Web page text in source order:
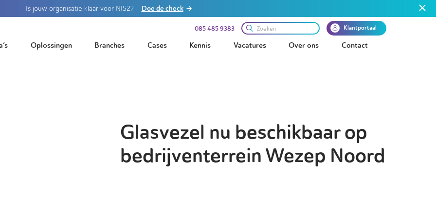
Is jouw organisatie klaar voor NIS2? Doe de check
085 485 9383 Klantportaal
Oplossingen Branches Cases Kennis Vacatures Over ons Contact
Glasvezel nu beschikbaar op
bedrijventerrein Wezep Noord